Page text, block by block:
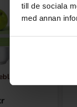
till de sociala
med annan
33cl